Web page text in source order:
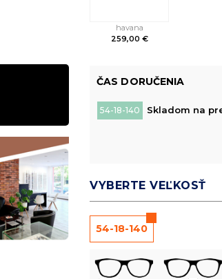
havana
259,00 €
ČAS DORUČENIA
54-18-140 Skladom na
VYBERTE VEĽKOSŤ
54-18-140